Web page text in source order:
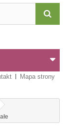
Mapa strony